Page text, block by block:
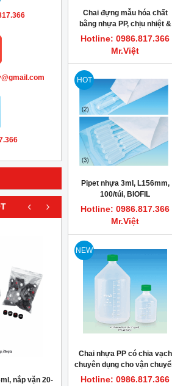
nắp vặn 20-
HOT
Máy cất nước một lần 7.5L/
‹ ›
Chai đựng mẫu hóa chất
bằng nhựa PP, chịu nhiệt &
kháng hóa chất ăn mòn tốt
100~5,000ml
Hotline: 0986.817.366
Mr.Việt
HOT
Pipet nhựa 3ml, L156mm,
100/túi, BIOFIL
Hotline: 0986.817.366
Mr.Việt
NEW
Chai nhựa PP có chia vạch
chuyên dụng cho vận
hóa chất Wids 100~2,000ml
Hotline: 0986.817.366